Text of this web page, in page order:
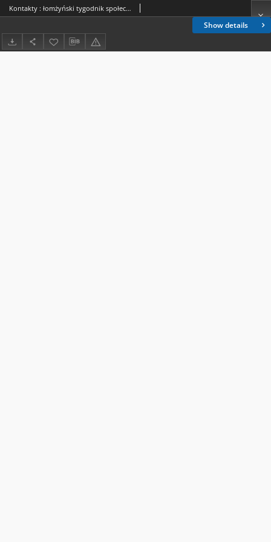
Show details
Kontakty : łomżyński tygodnik społeczny : pismo PZPR 1981 nr 23